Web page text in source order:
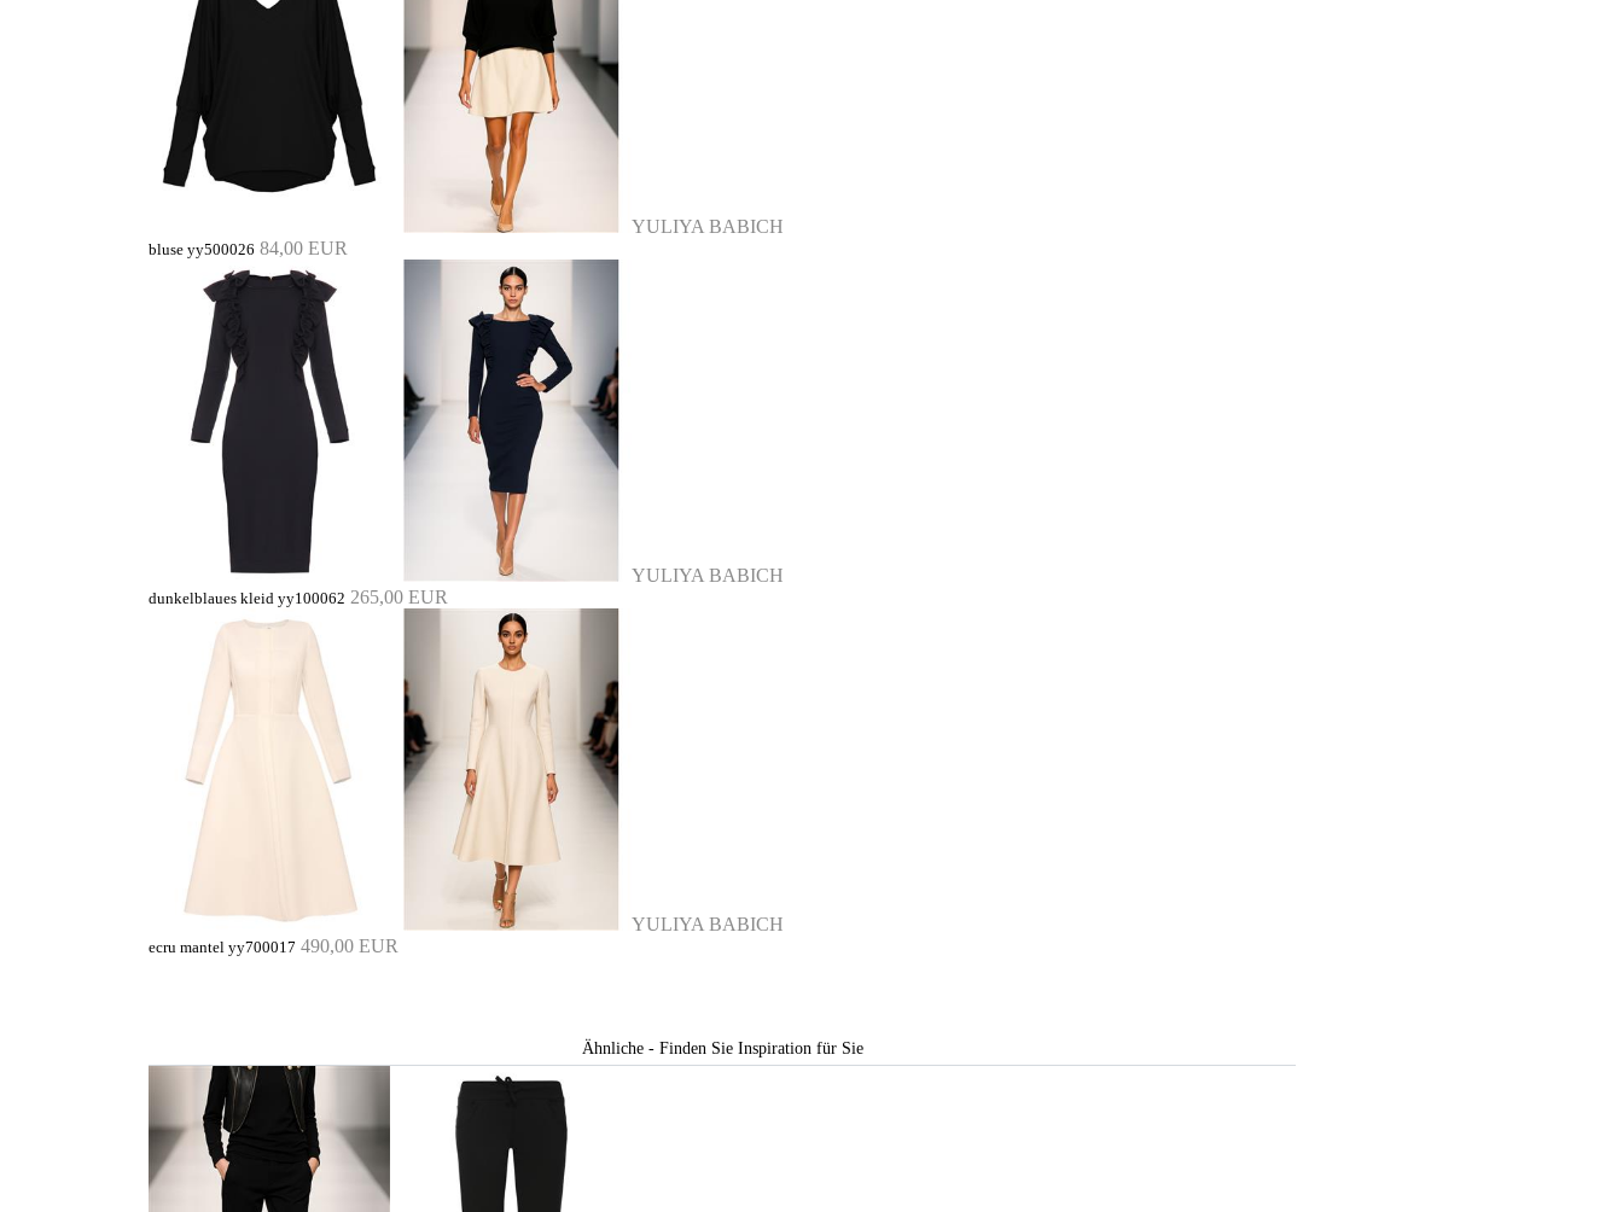
YULIYA BABICH
bluse yy500026 84,00 EUR
YULIYA BABICH
dunkelblaues kleid yy100062 265,00 EUR
YULIYA BABICH
ecru mantel yy700017 490,00 EUR
Ähnliche - Finden Sie Inspiration für Sie